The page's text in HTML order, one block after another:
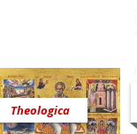
Theologica